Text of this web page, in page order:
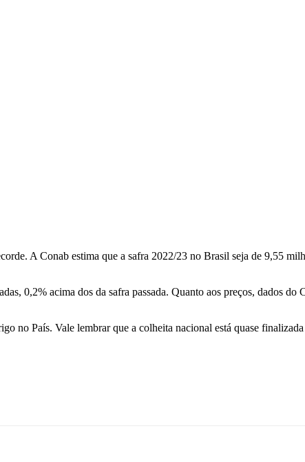
A Conab estima que a safra 2022/23 no Brasil seja de 9,55
0,2% acima dos da safra passada. Quanto aos preços, dados do
no País. Vale lembrar que a colheita nacional está quase